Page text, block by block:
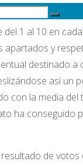
Buscar
la puntuación).
del 1 al 10 en
apartados y
destinado a
así un
con la media del
ha conseguido
de